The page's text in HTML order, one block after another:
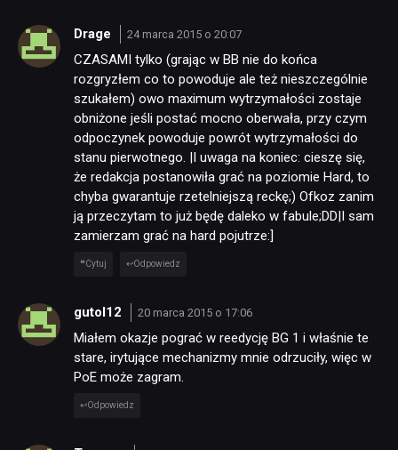
Drage 24 marca 2015 o 20:07
CZASAMI tylko (grając w BB nie do końca
rozgryzłem co to powoduje ale też nieszczególnie
szukałem) owo maximum wytrzymałości zostaje
obniżone jeśli postać mocno oberwała, przy czym
odpoczynek powoduje powrót wytrzymałości do
stanu pierwotnego. |I uwaga na koniec: cieszę się,
że redakcja postanowiła grać na poziomie Hard, to
chyba gwarantuje rzetelniejszą reckę;) Ofkoz zanim
ją przeczytam to już będę daleko w fabule;DD|I sam
zamierzam grać na hard pojutrze:]
Cytuj Odpowiedz
gutol12 20 marca 2015 o 17:06
Miałem okazje pograć w reedycję BG 1 i właśnie te
stare, irytujące mechanizmy mnie odrzuciły, więc w
PoE może zagram.
Odpowiedz